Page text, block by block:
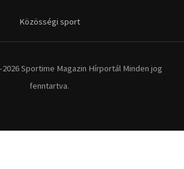
Közösségi sport
Sportime Magazin Hírportál Minden jog
fenntartva.